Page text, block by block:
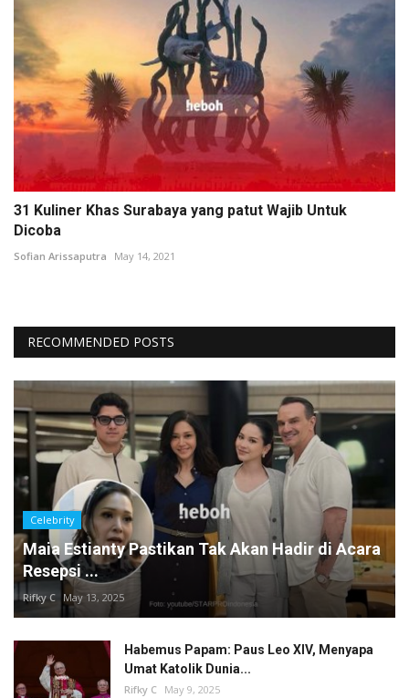
31 Kuliner Khas Surabaya yang patut Wajib Untuk
Dicoba
Sofian Arissaputra May 14, 2021
RECOMMENDED POSTS
Celebrity
Maia Estianty Pastikan Tak Akan Hadir di Acara
Resepsi ...
Rifky C May 13, 2025
Habemus Papam: Paus Leo XIV, Menyapa
Umat Katolik Dunia...
Rifky C May 9, 2025